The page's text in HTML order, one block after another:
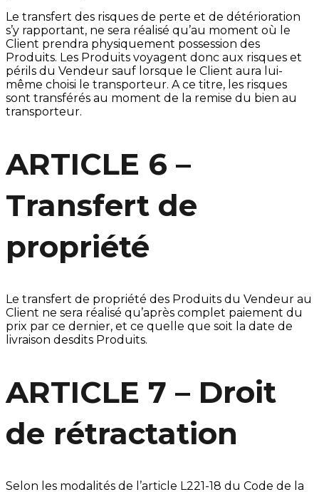
Le transfert des risques de perte et de détérioration
s’y rapportant, ne sera réalisé qu’au moment où le
Client prendra physiquement possession des
Produits. Les Produits voyagent donc aux risques et
périls du Vendeur sauf lorsque le Client aura lui-
même choisi le transporteur. A ce titre, les risques
sont transférés au moment de la remise du bien au
transporteur.
ARTICLE 6 –
Transfert de
propriété
Le transfert de propriété des Produits du Vendeur au
Client ne sera réalisé qu’après complet paiement du
prix par ce dernier, et ce quelle que soit la date de
livraison desdits Produits.
ARTICLE 7 – Droit
de rétractation
Selon les modalités de l’article L221-18 du Code de la